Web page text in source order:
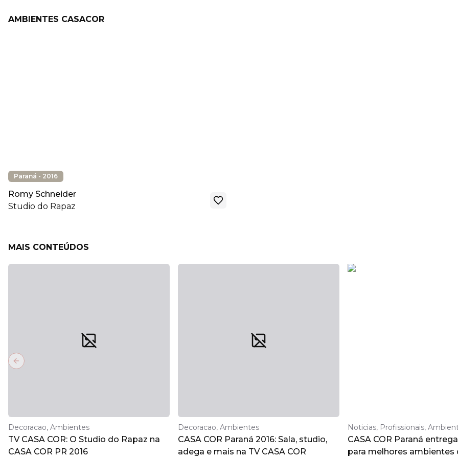
AMBIENTES CASACOR
Paraná - 2016
Romy Schneider
Studio do Rapaz
MAIS CONTEÚDOS
Decoracao, Ambientes
TV CASA COR: O Studio do Rapaz na
CASA COR PR 2016
Decoracao, Ambientes
CASA COR Paraná 2016: Sala, studio,
adega e mais na TV CASA COR
Noticias, Profissionais,
CASA COR Paraná
para melhores ambientes
Previous slide